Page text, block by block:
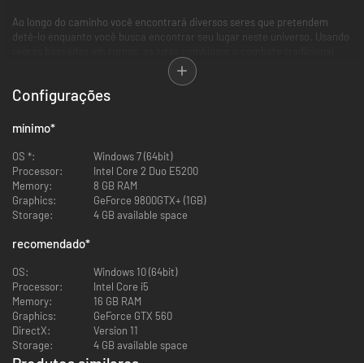
Ao longo do caminho você encontrará diversos seres que pretendem
detê-lo enquanto você busca encontrar seu lugar neste universo. Usando
com ações de tempo ativo para um combate emocionante e estratégico
onde seu conhecimento da mecânica e habilidades do jogo será posto à
prova.
Estabeleça-se
Descubra possibilidades inimagináveis: salte e corra por áreas
abstratas em busca da transcendência.
Configurações
mínimo*
OS *:
Windows 7 (64bit)
Processor:
Intel Core 2 Duo E5200
Memory:
8 GB RAM
Graphics:
GeForce 9800GTX+ (1GB)
Storage:
4 GB available space
recomendado*
OS:
Windows 10 (64bit)
Processor:
Intel Core i5
Memory:
16 GB RAM
Graphics:
GeForce GTX 560
DirectX:
Version 11
Storage:
4 GB available space